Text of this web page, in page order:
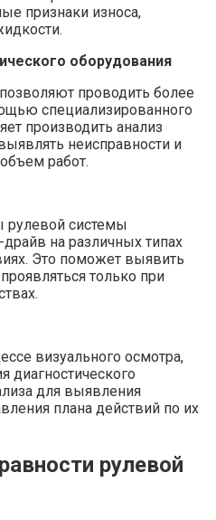
признаки износа,
оборудования
проводить более
специализированного
производить анализ
неисправности и
работ.
рулевой системы
на различных типах
Это поможет выявить
только при
визуального осмотра,
диагностического
для выявления
плана действий по их
рулевой